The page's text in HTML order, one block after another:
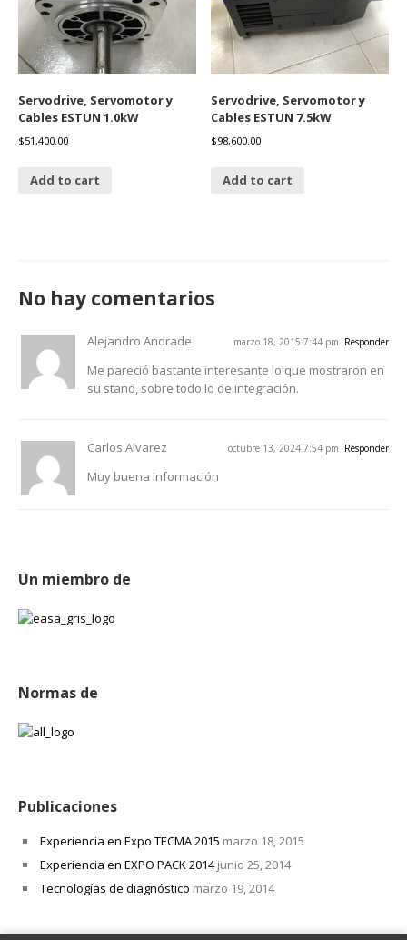
Servodrive, Servomotor y
Cables ESTUN 1.0kW
$51,400.00
Add to cart
Servodrive, Servomotor y
Cables ESTUN 7.5kW
$98,600.00
Add to cart
No hay comentarios
Alejandro Andrade marzo 18, 2015 7:44 pm Responder
Me pareció bastante interesante lo que mostraron en
su stand, sobre todo lo de integración.
Carlos Alvarez octubre 13, 2024 7:54 pm Responder
Muy buena información
Un miembro de
Normas de
Publicaciones
Experiencia en Expo TECMA 2015 marzo 18, 2015
Experiencia en EXPO PACK 2014 junio 25, 2014
Tecnologías de diagnóstico marzo 19, 2014